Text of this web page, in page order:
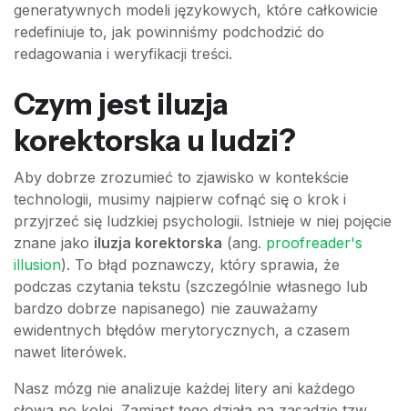
generatywnych modeli językowych, które całkowicie
redefiniuje to, jak powinniśmy podchodzić do
redagowania i weryfikacji treści.
Czym jest iluzja
korektorska u ludzi?
Aby dobrze zrozumieć to zjawisko w kontekście
technologii, musimy najpierw cofnąć się o krok i
przyjrzeć się ludzkiej psychologii. Istnieje w niej pojęcie
znane jako iluzja korektorska (ang. proofreader's
illusion). To błąd poznawczy, który sprawia, że
podczas czytania tekstu (szczególnie własnego lub
bardzo dobrze napisanego) nie zauważamy
ewidentnych błędów merytorycznych, a czasem
nawet literówek.
Nasz mózg nie analizuje każdej litery ani każdego